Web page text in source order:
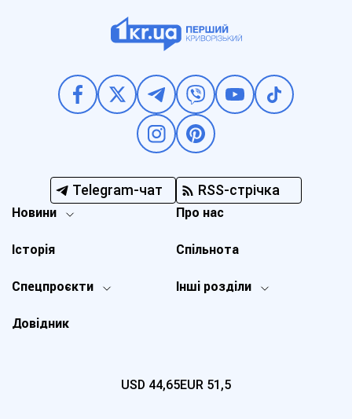
Telegram-чат RSS-стрічка
Новини
Спецпроєкти Інші розділи
Історія
Про нас
Довідник
Спільнота
USD 44,65EUR 51,5